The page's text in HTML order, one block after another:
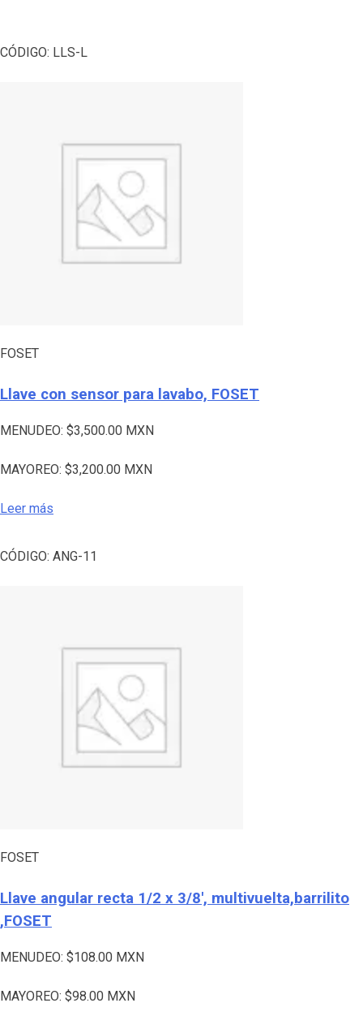
CÓDIGO: LLS-L
FOSET
Llave con sensor para lavabo, FOSET
MENUDEO: $3,500.00 MXN
MAYOREO: $3,200.00 MXN
Leer más
CÓDIGO: ANG-11
FOSET
Llave angular recta 1/2 x 3/8′, multivuelta,barrilito
,FOSET
MENUDEO: $108.00 MXN
MAYOREO: $98.00 MXN